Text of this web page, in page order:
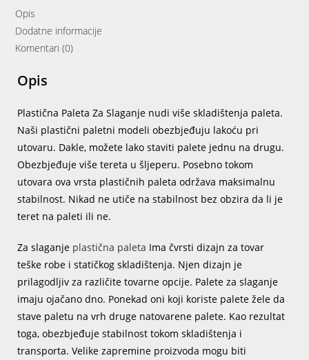
Opis
Dodatne informacije
Komentari (0)
Opis
Plastična Paleta Za Slaganje nudi više skladištenja paleta.
Naši plastični paletni modeli obezbjeđuju lakoću pri
utovaru. Dakle, možete lako staviti palete jednu na drugu.
Obezbjeđuje više tereta u šljeperu. Posebno tokom
utovara ova vrsta plastičnih paleta održava maksimalnu
stabilnost. Nikad ne utiče na stabilnost bez obzira da li je
teret na paleti ili ne.
Za slaganje plastična paleta Ima čvrsti dizajn za tovar
teške robe i statičkog skladištenja. Njen dizajn je
prilagodljiv za različite tovarne opcije. Palete za slaganje
imaju ojačano dno. Ponekad oni koji koriste palete žele da
stave paletu na vrh druge natovarene palete. Kao rezultat
toga, obezbjeđuje stabilnost tokom skladištenja i
transporta. Velike zapremine proizvoda mogu biti